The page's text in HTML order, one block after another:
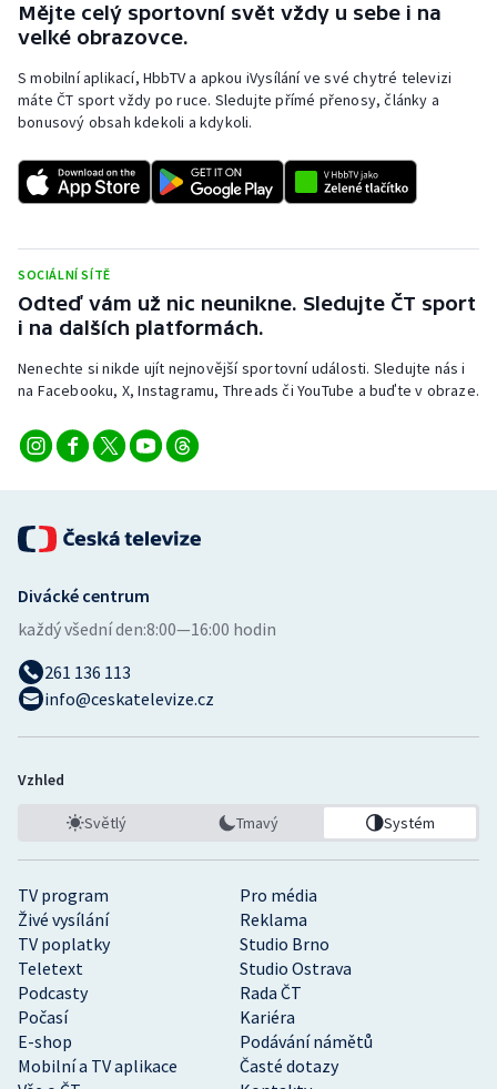
Mějte celý sportovní svět vždy u sebe i na
velké obrazovce.
S mobilní aplikací, HbbTV a apkou iVysílání ve své chytré televizi
máte ČT sport vždy po ruce. Sledujte přímé přenosy, články a
bonusový obsah kdekoli a kdykoli.
SOCIÁLNÍ SÍTĚ
Odteď vám už nic neunikne. Sledujte ČT sport
i na dalších platformách.
Nenechte si nikde ujít nejnovější sportovní události. Sledujte nás i
na Facebooku, X, Instagramu, Threads či YouTube a buďte v obraze.
TV program
Pro média
Živé vysílání
Reklama
TV poplatky
Studio Brno
Teletext
Studio Ostrava
Podcasty
Rada ČT
Počasí
Kariéra
E-shop
Podávání námětů
Mobilní a TV aplikace
Časté dotazy
Divácké centrum
každý všední den:8:00—16:00 hodin
261 136 113
info@ceskatelevize.cz
Vzhled
Světlý Tmavý Systém